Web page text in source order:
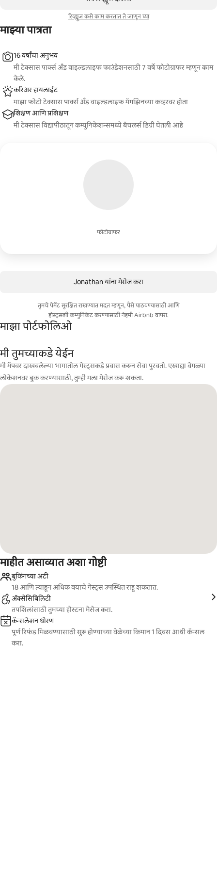
रिव्ह्यूज कसे काम करतात ते जाणून घ्या
माझ्या पात्रता
फोटोग्राफर
16 वर्षांचा अनुभव
मी टेक्सास पार्क्स अँड वाइल्डलाइफ फाउंडेशनसाठी 7 वर्षे फोटोग्राफर म्हणून काम
केले.
करिअर हायलाईट
माझा फोटो टेक्सास पार्क्स अँड वाइल्डलाइफ मॅगझिनच्या कव्हरवर होता
शिक्षण आणि प्रशिक्षण
मी टेक्सास विद्यापीठातून कम्युनिकेशन्समध्ये बॅचलर्स डिग्री घेतली आहे
Jonathan यांना मेसेज करा
तुमचे पेमेंट सुरक्षित राखण्यात मदत म्हणून, पैसे पाठवण्यासाठी आणि
होस्ट्सशी कम्युनिकेट करण्यासाठी नेहमी Airbnb वापरा.
माझा पोर्टफोलिओ
मी तुमच्याकडे येईन
मी मॅपवर दाखवलेल्या भागातील गेस्ट्सकडे प्रवास करून सेवा पुरवतो. एखाद्या वेगळ्या
लोकेशनवर बुक करण्यासाठी, तुम्ही मला मेसेज करू शकता.
माहीत असाव्यात अशा गोष्टी
बुकिंगच्या अटी
18 आणि त्याहून अधिक वयाचे गेस्ट्स उपस्थित राहू शकतात.
ॲक्सेसिबिलिटी
तपशिलांसाठी तुमच्या होस्टना मेसेज करा.
कॅन्सलेशन धोरण
पूर्ण रिफंड मिळवण्यासाठी सुरू होण्याच्या वेळेच्या किमान 1 दिवस आधी कॅन्सल
करा.